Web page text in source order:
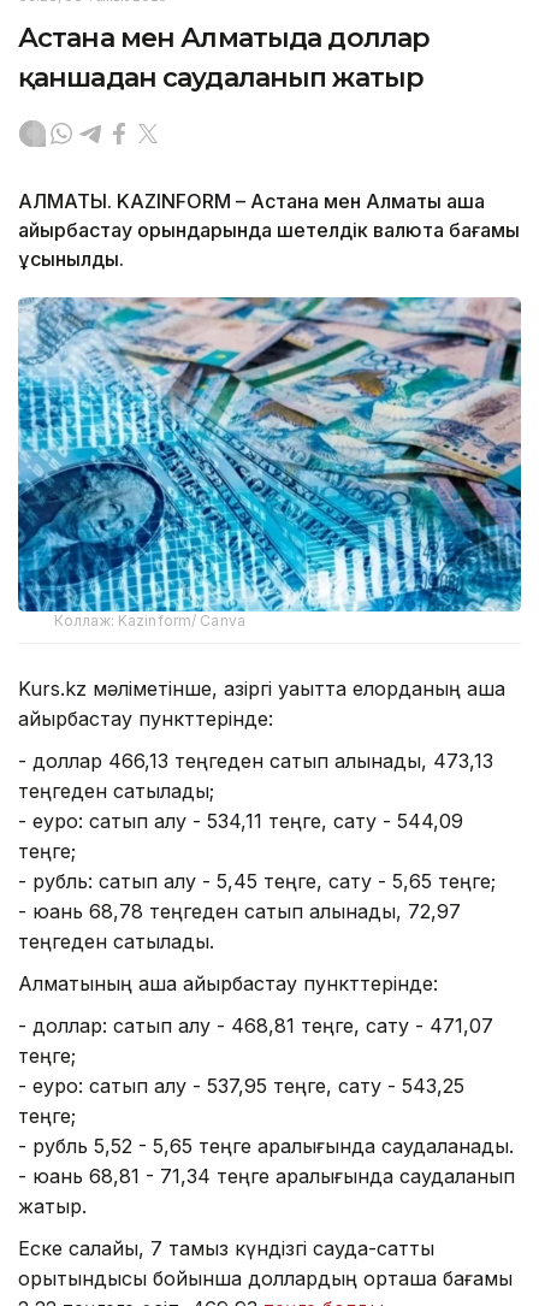
Астана мен Алматыда доллар
қаншадан саудаланып жатыр
АЛМАТЫ. KAZINFORM – Астана мен Алматы ақша
айырбастау орындарында шетелдік валюта бағамы
ұсынылды.
Коллаж: Kazinform/ Canva
Kurs.kz мәліметінше, қазіргі уақытта елорданың ақша
айырбастау пункттерінде:
- доллар 466,13 теңгеден сатып алынады, 473,13
теңгеден сатылады;
- еуро: сатып алу - 534,11 теңге, сату - 544,09
теңге;
- рубль: сатып алу - 5,45 теңге, сату - 5,65 теңге;
- юань 68,78 теңгеден сатып алынады, 72,97
теңгеден сатылады.
Алматының ақша айырбастау пункттерінде:
- доллар: сатып алу - 468,81 теңге, сату - 471,07
теңге;
- еуро: сатып алу - 537,95 теңге, сату - 543,25
теңге;
- рубль 5,52 - 5,65 теңге аралығында саудаланады.
- юань 68,81 - 71,34 теңге аралығында саудаланып
жатыр.
Еске салайық, 7 тамыз күндізгі сауда-саттық
қорытындысы бойынша доллардың орташа бағамы